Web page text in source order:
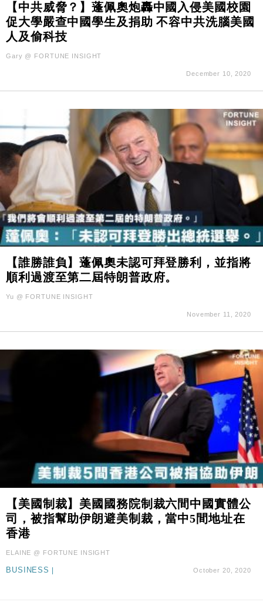
【中共威脅？】蓬佩奧炮轟中國入侵美國校園
促大學嚴查中國學生及捐助 不容中共洗腦美國
人及偷科技
Gary @ FORTUNE INSIGHT
December 10, 2020
【誰勝誰負】蓬佩奧未認可拜登勝利，並指將
順利過渡至第二屆特朗普政府。
Yu @ FORTUNE INSIGHT
November 11, 2020
【美國制裁】美國國務院制裁六間中國實體公
司，被指幫助伊朗避美制裁，當中5間地址在
香港
ELAINE @ FORTUNE INSIGHT
BUSINESS | October 20, 2020